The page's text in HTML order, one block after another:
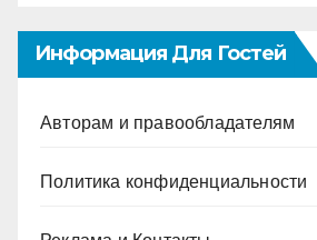
Информация Для Гостей
Авторам и правообладателям
Политика конфиденциальности